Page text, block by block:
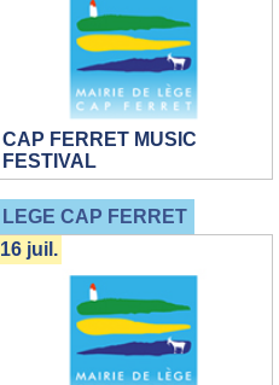
CAP FERRET MUSIC
FESTIVAL
LEGE CAP FERRET
16 juil.